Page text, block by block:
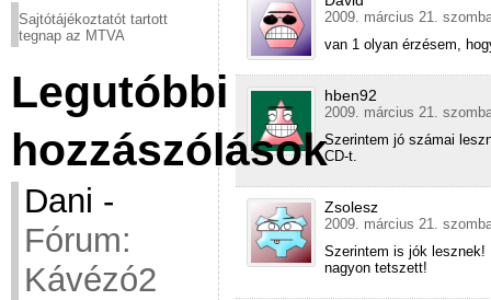
Sajtótájékoztatót tartott
tegnap az MTVA
Legutóbbi
hozzászólások
Dani -
Fórum:
Kávézó2
2009. március 21.
van 1 olyan érzésem,
hben92
2009. március 21.
Szerintem jó számai
CD-t.
Zsolesz
2009. március 21.
Szerintem is jók lesznek!
nagyon tetszett!